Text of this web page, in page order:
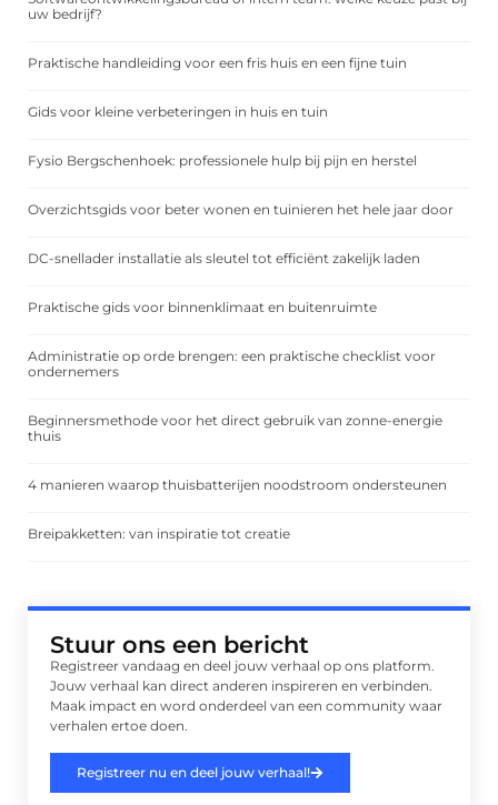
uw bedrijf?
Praktische handleiding voor een fris huis en een fijne tuin
Gids voor kleine verbeteringen in huis en tuin
Fysio Bergschenhoek: professionele hulp bij pijn en herstel
Overzichtsgids voor beter wonen en tuinieren het hele jaar door
DC-snellader installatie als sleutel tot efficiënt zakelijk laden
Praktische gids voor binnenklimaat en buitenruimte
Administratie op orde brengen: een praktische checklist voor
ondernemers
Beginnersmethode voor het direct gebruik van zonne-energie
thuis
4 manieren waarop thuisbatterijen noodstroom ondersteunen
Breipakketten: van inspiratie tot creatie
Stuur ons een bericht
Registreer vandaag en deel jouw verhaal op ons platform.
Jouw verhaal kan direct anderen inspireren en verbinden.
Maak impact en word onderdeel van een community waar
verhalen ertoe doen.
Registreer nu en deel jouw verhaal!